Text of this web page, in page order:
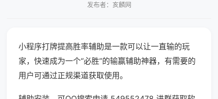
发布者：亥麟网
小程序打牌提高胜率辅助是一款可以让一直输的玩
家，快速成为一个“必胜”的输赢辅助神器，有需要的
用户可通过正规渠道获取使用。